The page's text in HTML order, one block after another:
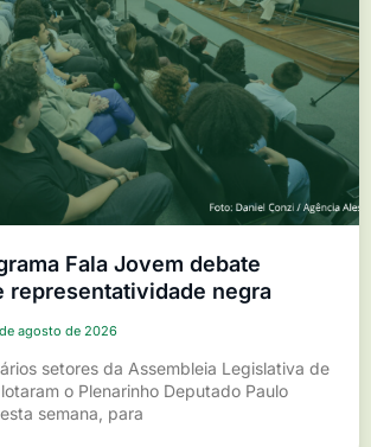
Fala Jovem debate
representatividade negra
agosto de 2026
setores da Assembleia Legislativa de
o Plenarinho Deputado Paulo
semana, para